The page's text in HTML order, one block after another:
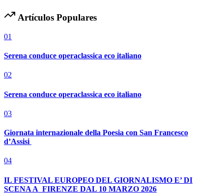
Artículos Populares
01
Serena conduce operaclassica eco italiano
02
Serena conduce operaclassica eco italiano
03
Giornata internazionale della Poesia con San Francesco
d’Assisi
04
IL FESTIVAL EUROPEO DEL GIORNALISMO E’ DI
SCENA A FIRENZE DAL 10 MARZO 2026